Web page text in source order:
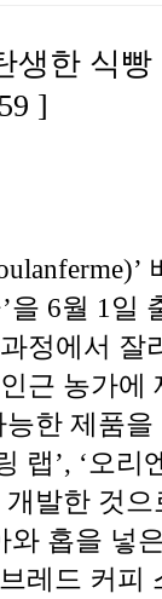
한 식빵
]
을 6월 1일
정에서 잘
근 농가에
한 제품
랩’, ‘오
발한 것
홉을 넣
레드 커피